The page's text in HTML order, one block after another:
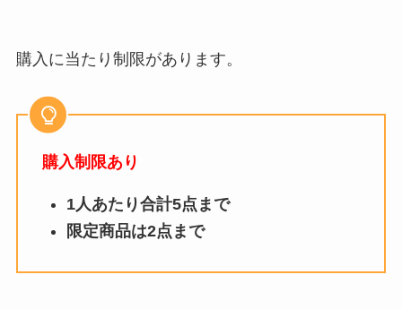
購入に当たり制限があります。
購入制限あり
1人あたり合計5点まで
限定商品は2点まで